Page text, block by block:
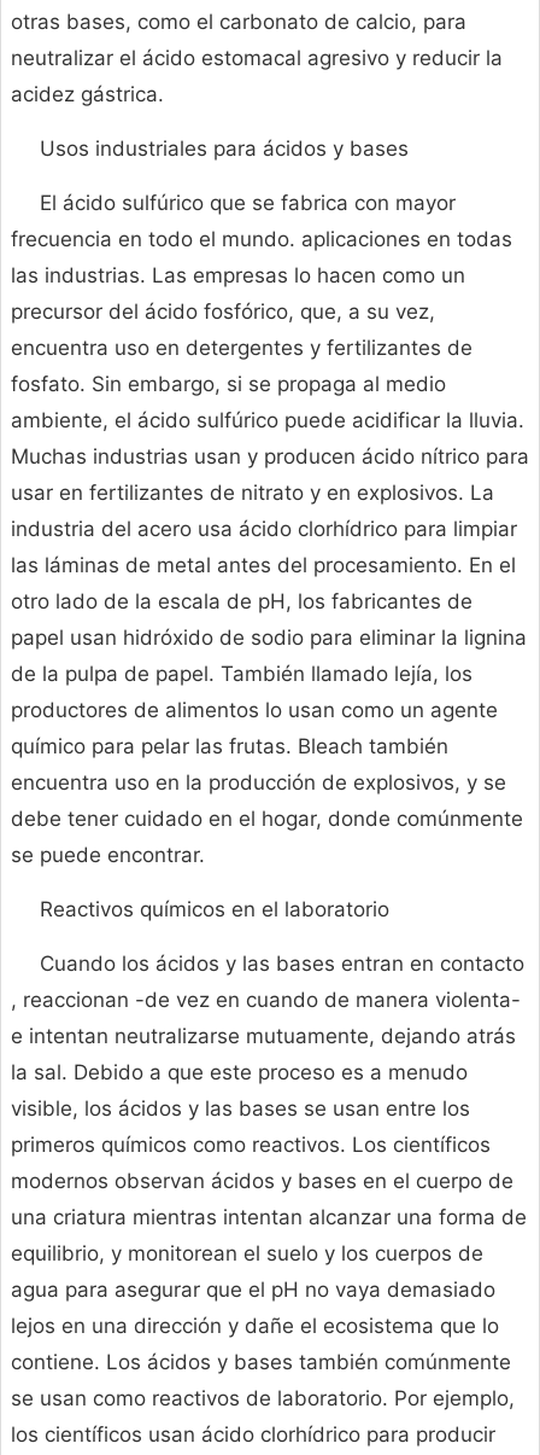
otras bases, como el carbonato de calcio, para
neutralizar el ácido estomacal agresivo y reducir la
acidez gástrica.
Usos industriales para ácidos y bases
El ácido sulfúrico que se fabrica con mayor
frecuencia en todo el mundo. aplicaciones en todas
las industrias. Las empresas lo hacen como un
precursor del ácido fosfórico, que, a su vez,
encuentra uso en detergentes y fertilizantes de
fosfato. Sin embargo, si se propaga al medio
ambiente, el ácido sulfúrico puede acidificar la lluvia.
Muchas industrias usan y producen ácido nítrico para
usar en fertilizantes de nitrato y en explosivos. La
industria del acero usa ácido clorhídrico para limpiar
las láminas de metal antes del procesamiento. En el
otro lado de la escala de pH, los fabricantes de
papel usan hidróxido de sodio para eliminar la lignina
de la pulpa de papel. También llamado lejía, los
productores de alimentos lo usan como un agente
químico para pelar las frutas. Bleach también
encuentra uso en la producción de explosivos, y se
debe tener cuidado en el hogar, donde comúnmente
se puede encontrar.
Reactivos químicos en el laboratorio
Cuando los ácidos y las bases entran en contacto
, reaccionan -de vez en cuando de manera violenta-
e intentan neutralizarse mutuamente, dejando atrás
la sal. Debido a que este proceso es a menudo
visible, los ácidos y las bases se usan entre los
primeros químicos como reactivos. Los científicos
modernos observan ácidos y bases en el cuerpo de
una criatura mientras intentan alcanzar una forma de
equilibrio, y monitorean el suelo y los cuerpos de
agua para asegurar que el pH no vaya demasiado
lejos en una dirección y dañe el ecosistema que lo
contiene. Los ácidos y bases también comúnmente
se usan como reactivos de laboratorio. Por ejemplo,
los científicos usan ácido clorhídrico para producir